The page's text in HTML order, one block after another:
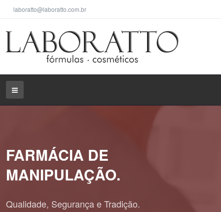
laboratto@laboratto.com.br
FARMÁCIA DE
MANIPULAÇÃO.
Qualidade, Segurança e Tradição.